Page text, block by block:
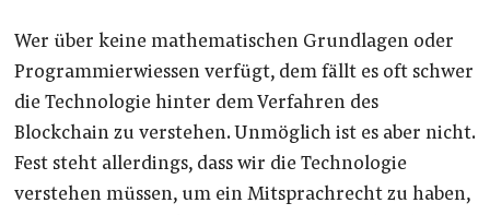
Wer über keine mathematischen Grundlagen oder
Programmierwiessen verfügt, dem fällt es oft schwer
die Technologie hinter dem Verfahren des
Blockchain zu verstehen. Unmöglich ist es aber nicht.
Fest steht allerdings, dass wir die Technologie
verstehen müssen, um ein Mitsprachrecht zu haben,